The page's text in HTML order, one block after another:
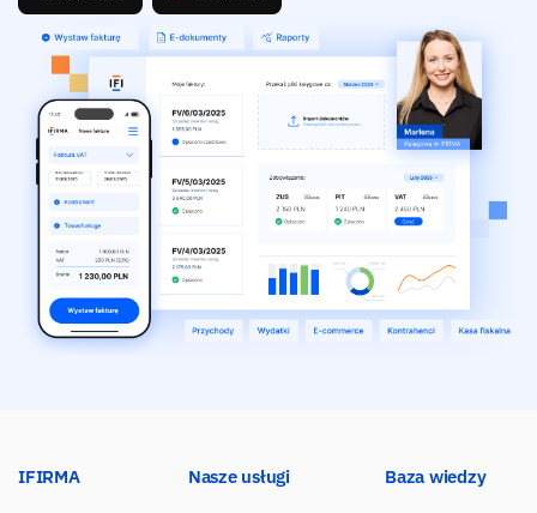
IFIRMA Nasze usługi Baza wiedzy